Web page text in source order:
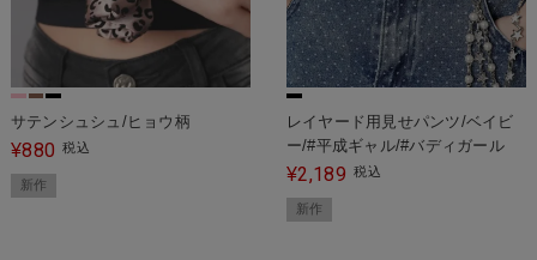
サテンシュシュ/ヒョウ柄
¥880 税込
新作
レイヤード用見せパンツ/ベイビ
ー/#平成ギャル/#バディガール
¥2,189 税込
新作